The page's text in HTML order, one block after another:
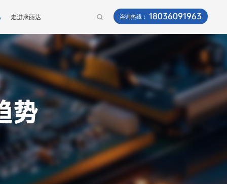
走进康丽达 咨询热线：18036091963